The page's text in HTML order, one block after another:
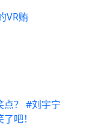
VR贿
点？ #刘宇宁
吧！